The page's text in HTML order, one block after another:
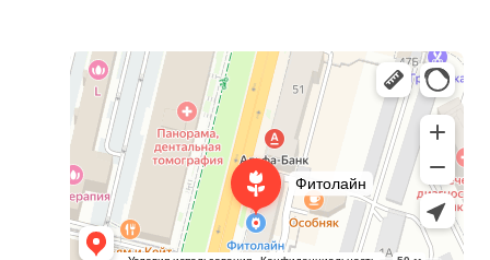
Фитолайн
Магазин цветов в Чебоксарах
Магазин подарков и сувениров в Чебоксарах